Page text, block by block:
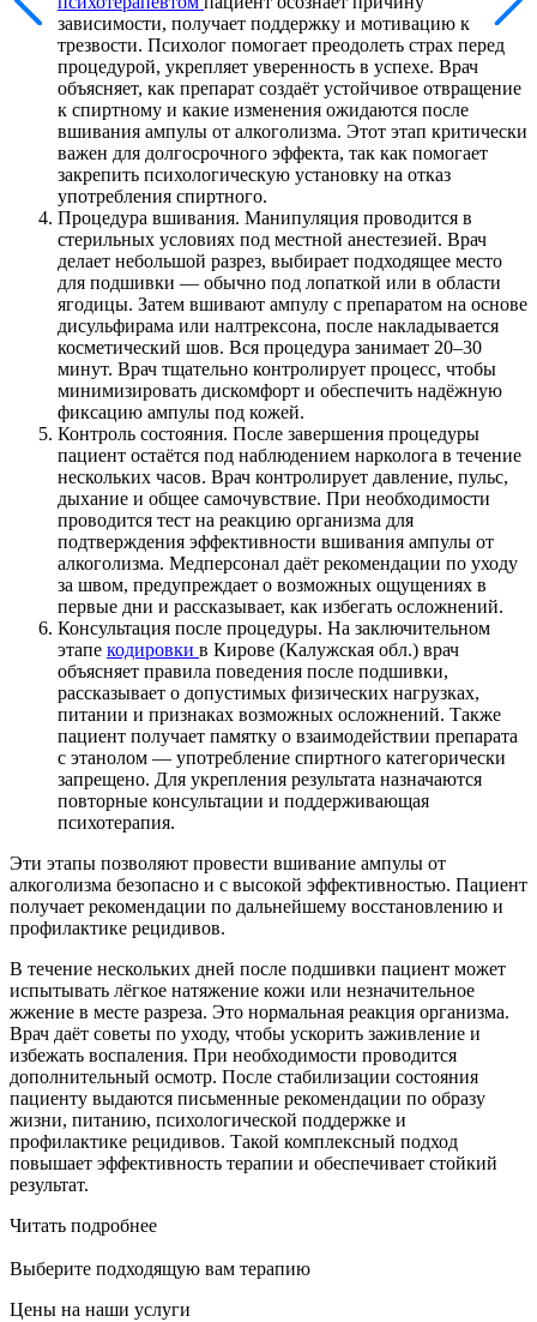
зависимости, получает поддержку и мотивацию к
трезвости. Психолог помогает преодолеть страх перед
процедурой, укрепляет уверенность в успехе. Врач
объясняет, как препарат создаёт устойчивое отвращение
к спиртному и какие изменения ожидаются после
вшивания ампулы от алкоголизма. Этот этап критически
важен для долгосрочного эффекта, так как помогает
закрепить психологическую установку на отказ
употребления спиртного.
Процедура вшивания. Манипуляция проводится в
стерильных условиях под местной анестезией. Врач
делает небольшой разрез, выбирает подходящее место
для подшивки — обычно под лопаткой или в области
ягодицы. Затем вшивают ампулу с препаратом на основе
дисульфирама или налтрексона, после накладывается
косметический шов. Вся процедура занимает 20–30
минут. Врач тщательно контролирует процесс, чтобы
минимизировать дискомфорт и обеспечить надёжную
фиксацию ампулы под кожей.
Контроль состояния. После завершения процедуры
пациент остаётся под наблюдением нарколога в течение
нескольких часов. Врач контролирует давление, пульс,
дыхание и общее самочувствие. При необходимости
проводится тест на реакцию организма для
подтверждения эффективности вшивания ампулы от
алкоголизма. Медперсонал даёт рекомендации по уходу
за швом, предупреждает о возможных ощущениях в
первые дни и рассказывает, как избегать осложнений.
Консультация после процедуры. На заключительном
этапе кодировки в Кирове (Калужская обл.) врач
объясняет правила поведения после подшивки,
рассказывает о допустимых физических нагрузках,
питании и признаках возможных осложнений. Также
пациент получает памятку о взаимодействии препарата
с этанолом — употребление спиртного категорически
запрещено. Для укрепления результата назначаются
повторные консультации и поддерживающая
психотерапия.
Эти этапы позволяют провести вшивание ампулы от
алкоголизма безопасно и с высокой эффективностью. Пациент
получает рекомендации по дальнейшему восстановлению и
профилактике рецидивов.
В течение нескольких дней после подшивки пациент может
испытывать лёгкое натяжение кожи или незначительное
жжение в месте разреза. Это нормальная реакция организма.
Врач даёт советы по уходу, чтобы ускорить заживление и
избежать воспаления. При необходимости проводится
дополнительный осмотр. После стабилизации состояния
пациенту выдаются письменные рекомендации по образу
жизни, питанию, психологической поддержке и
профилактике рецидивов. Такой комплексный подход
повышает эффективность терапии и обеспечивает стойкий
результат.
Читать подробнее
Выберите подходящую вам терапию
Цены на наши услуги